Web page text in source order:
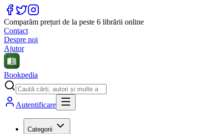
Comparăm prețuri de la peste 6 librării online
Contact
Despre noi
Ajutor
Bookpedia
Autentificare
Categorii